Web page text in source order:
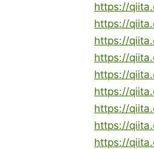
https://
https://
https://
https://
https://
https://
https://
https://
https://